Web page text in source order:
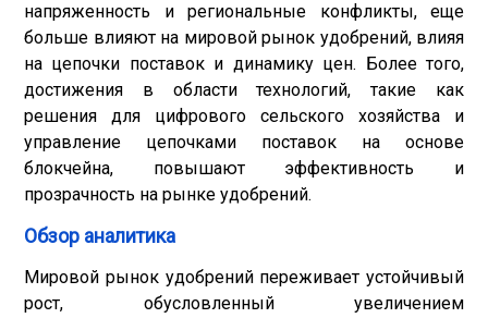
напряженность и региональные конфликты, еще
больше влияют на мировой рынок удобрений, влияя
на цепочки поставок и динамику цен. Более того,
достижения в области технологий, такие как
решения для цифрового сельского хозяйства и
управление цепочками поставок на основе
блокчейна, повышают эффективность и
прозрачность на рынке удобрений.
Обзор аналитика
Мировой рынок удобрений переживает устойчивый
рост, обусловленный увеличением